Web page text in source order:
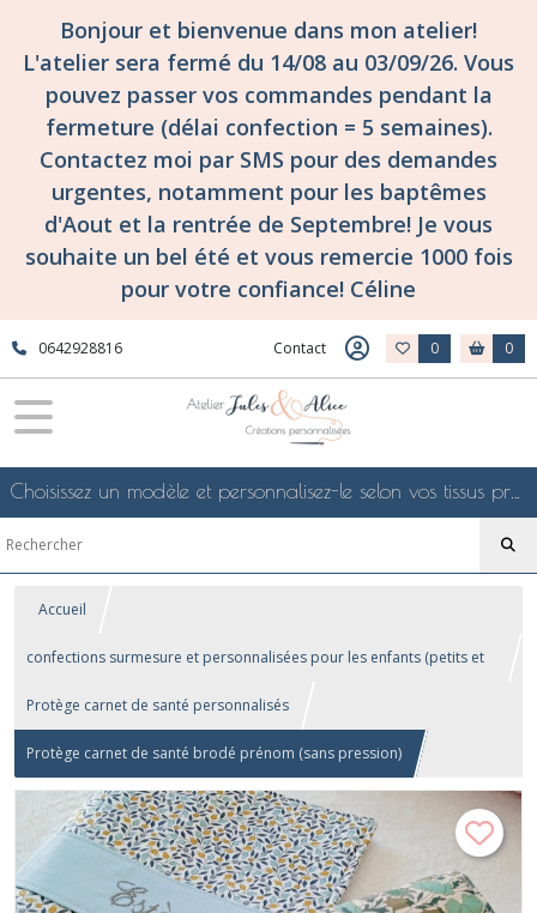
Bonjour et bienvenue dans mon atelier!
L'atelier sera fermé du 14/08 au 03/09/26. Vous
pouvez passer vos commandes pendant la
fermeture (délai confection = 5 semaines).
Contactez moi par SMS pour des demandes
urgentes, notamment pour les baptêmes
d'Aout et la rentrée de Septembre! Je vous
souhaite un bel été et vous remercie 1000 fois
pour votre confiance! Céline
0642928816 Contact 0 0
Choisissez un modèle et personnalisez-le selon vos tissus préférés de mes collections en ligne, je le confectionnerai selon vos souhaits
Accueil
confections surmesure et personnalisées pour les enfants (petits et
grands!)...
Protège carnet de santé personnalisés
Protège carnet de santé brodé prénom (sans pression)